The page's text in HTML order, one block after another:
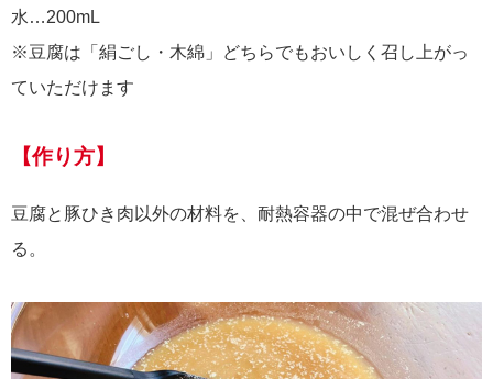
水…200mL
※豆腐は「絹ごし・木綿」どちらでもおいしく召し上がっ
ていただけます
【作り方】
豆腐と豚ひき肉以外の材料を、耐熱容器の中で混ぜ合わせ
る。